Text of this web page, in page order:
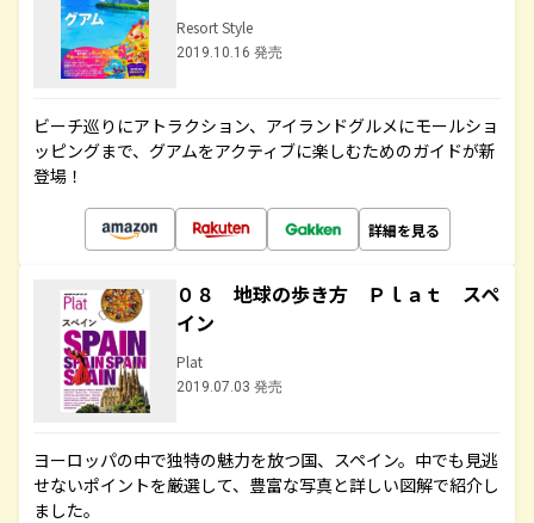
Resort Style
2019.10.16 発売
ビーチ巡りにアトラクション、アイランドグルメにモールショ
ッピングまで、グアムをアクティブに楽しむためのガイドが新
登場！
詳細を見る
０８ 地球の歩き方 Ｐｌａｔ スペ
イン
Plat
2019.07.03 発売
ヨーロッパの中で独特の魅力を放つ国、スペイン。中でも見逃
せないポイントを厳選して、豊富な写真と詳しい図解で紹介し
ました。